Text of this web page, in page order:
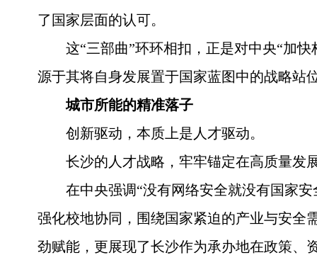
了国家层面的认可。
这“三部曲”环环相扣，正是对中央“加
源于其将自身发展置于国家蓝图中的战略站
城市所能的精准落子
创新驱动，本质上是人才驱动。
长沙的人才战略，牢牢锚定在高质量发
在中央强调“没有网络安全就没有国家
强化校地协同，围绕国家紧迫的产业与安全
劲赋能，更展现了长沙作为承办地在政策、